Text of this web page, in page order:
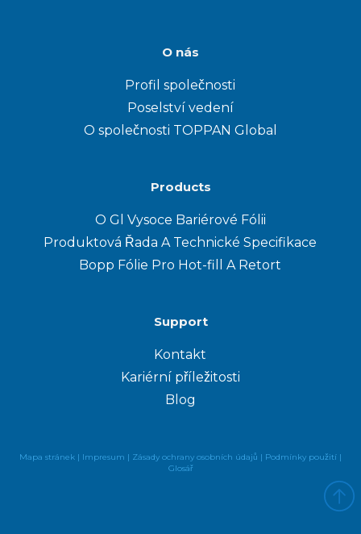
O nás
Profil společnosti
Poselství vedení
O společnosti TOPPAN Global
Products
O Gl Vysoce Bariérové Fólii
Produktová Řada A Technické Specifikace
Bopp Fólie Pro Hot-fill A Retort
Support
Kontakt
Kariérní příležitosti
Blog
Mapa stránek | Impresum | Zásady ochrany osobních údajů | Podmínky použití |
Glosář